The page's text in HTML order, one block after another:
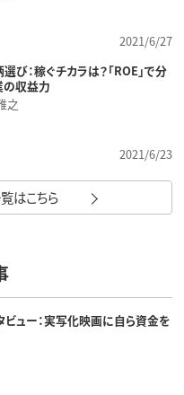
2021/6/27
び：稼ぐチカラは？「ROE」で分
収益力
之
2021/6/23
はこちら
ビュー：実写化映画に自ら資金を